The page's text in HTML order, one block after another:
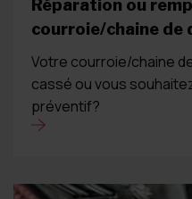
Réparation ou
courroie/chaine de
Votre courroie/chaine
cassé ou vous
préventif?